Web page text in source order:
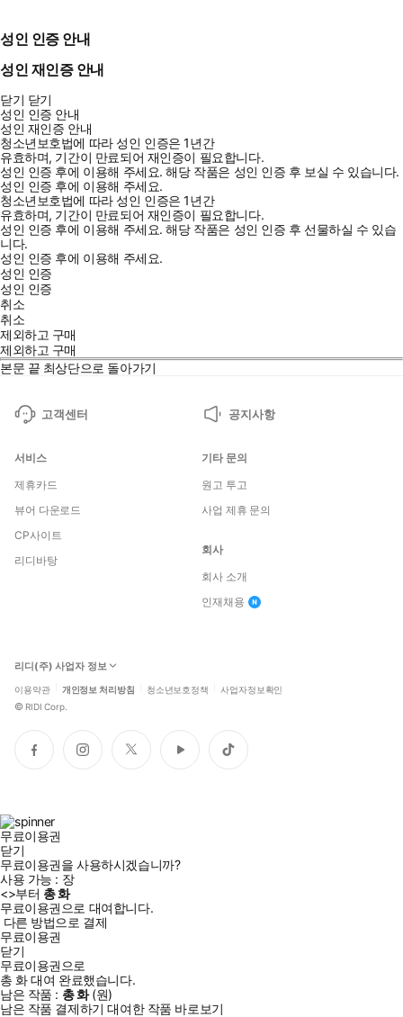
성인 인증 안내
성인 재인증 안내
닫기 닫기
성인 인증 안내
성인 재인증 안내
청소년보호법에 따라 성인 인증은 1년간
유효하며, 기간이 만료되어 재인증이 필요합니다.
성인 인증 후에 이용해 주세요.해당 작품은 성인 인증 후 보실 수 있습니다.
성인 인증 후에 이용해 주세요.
청소년보호법에 따라 성인 인증은 1년간
유효하며, 기간이 만료되어 재인증이 필요합니다.
성인 인증 후에 이용해 주세요.해당 작품은 성인 인증 후 선물하실 수 있습
니다.
성인 인증 후에 이용해 주세요.
성인 인증
성인 인증
취소
취소
제외하고 구매
제외하고 구매
본문 끝 최상단으로 돌아가기
고객센터 공지사항
서비스
제휴카드
뷰어 다운로드
CP사이트
리디바탕
기타 문의
원고 투고
사업 제휴 문의
회사
회사 소개
인재채용
리디(주) 사업자 정보
이용약관 개인정보 처리방침 청소년보호정책 사업자정보확인
© RIDI Corp.
페
이
인
스
트
위
유
튜
틱
톡
무료이용권
닫기
무료이용권을 사용하시겠습니까?
사용 가능 : 장
<>부터 총화
무료이용권으로 대여합니다.
다른 방법으로 결제
무료이용권
닫기
무료이용권으로
총 화대여 완료했습니다.
남은 작품 : 총화(원)
남은 작품 결제하기 대여한 작품 바로보기